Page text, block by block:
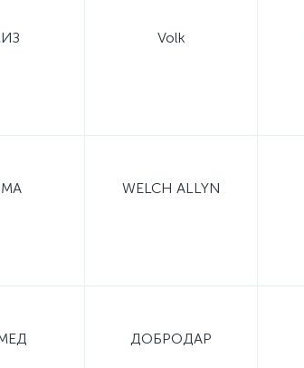
Volk
WELCH ALLYN
ДОБРОДАР